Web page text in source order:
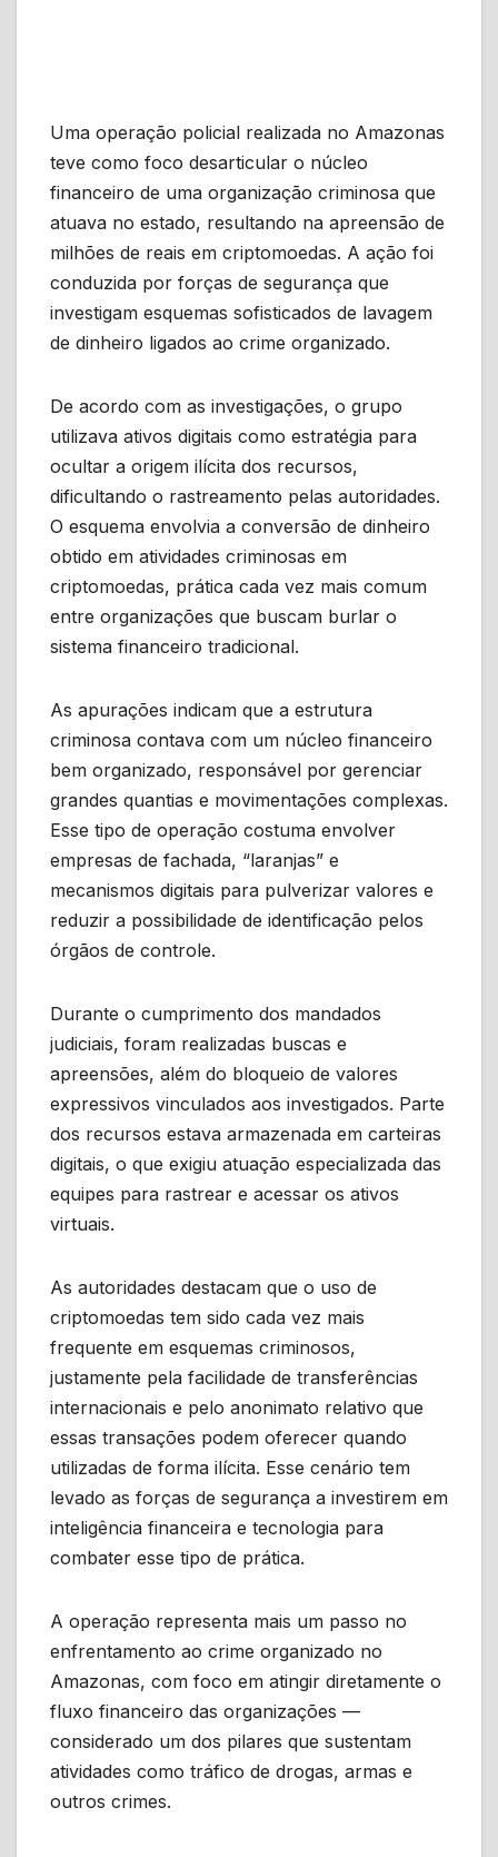
Uma operação policial realizada no Amazonas
teve como foco desarticular o núcleo
financeiro de uma organização criminosa que
atuava no estado, resultando na apreensão de
milhões de reais em criptomoedas. A ação foi
conduzida por forças de segurança que
investigam esquemas sofisticados de lavagem
de dinheiro ligados ao crime organizado.
De acordo com as investigações, o grupo
utilizava ativos digitais como estratégia para
ocultar a origem ilícita dos recursos,
dificultando o rastreamento pelas autoridades.
O esquema envolvia a conversão de dinheiro
obtido em atividades criminosas em
criptomoedas, prática cada vez mais comum
entre organizações que buscam burlar o
sistema financeiro tradicional.
As apurações indicam que a estrutura
criminosa contava com um núcleo financeiro
bem organizado, responsável por gerenciar
grandes quantias e movimentações complexas.
Esse tipo de operação costuma envolver
empresas de fachada, “laranjas” e
mecanismos digitais para pulverizar valores e
reduzir a possibilidade de identificação pelos
órgãos de controle.
Durante o cumprimento dos mandados
judiciais, foram realizadas buscas e
apreensões, além do bloqueio de valores
expressivos vinculados aos investigados. Parte
dos recursos estava armazenada em carteiras
digitais, o que exigiu atuação especializada das
equipes para rastrear e acessar os ativos
virtuais.
As autoridades destacam que o uso de
criptomoedas tem sido cada vez mais
frequente em esquemas criminosos,
justamente pela facilidade de transferências
internacionais e pelo anonimato relativo que
essas transações podem oferecer quando
utilizadas de forma ilícita. Esse cenário tem
levado as forças de segurança a investirem em
inteligência financeira e tecnologia para
combater esse tipo de prática.
A operação representa mais um passo no
enfrentamento ao crime organizado no
Amazonas, com foco em atingir diretamente o
fluxo financeiro das organizações —
considerado um dos pilares que sustentam
atividades como tráfico de drogas, armas e
outros crimes.